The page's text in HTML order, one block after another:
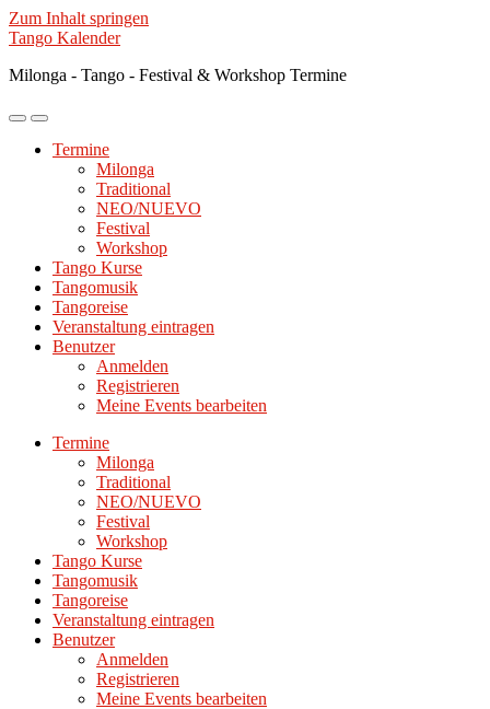
Zum Inhalt springen
Tango Kalender
Milonga - Tango - Festival & Workshop Termine
Mobile-
ein-/ausblenden
Suchfeld
ein-/ausblenden
Termine
Milonga
Traditional
NEO/NUEVO
Festival
Workshop
Tango Kurse
Tangomusik
Tangoreise
Veranstaltung eintragen
Benutzer
Anmelden
Registrieren
Meine Events bearbeiten
Termine
Milonga
Traditional
NEO/NUEVO
Festival
Workshop
Tango Kurse
Tangomusik
Tangoreise
Veranstaltung eintragen
Benutzer
Anmelden
Registrieren
Meine Events bearbeiten